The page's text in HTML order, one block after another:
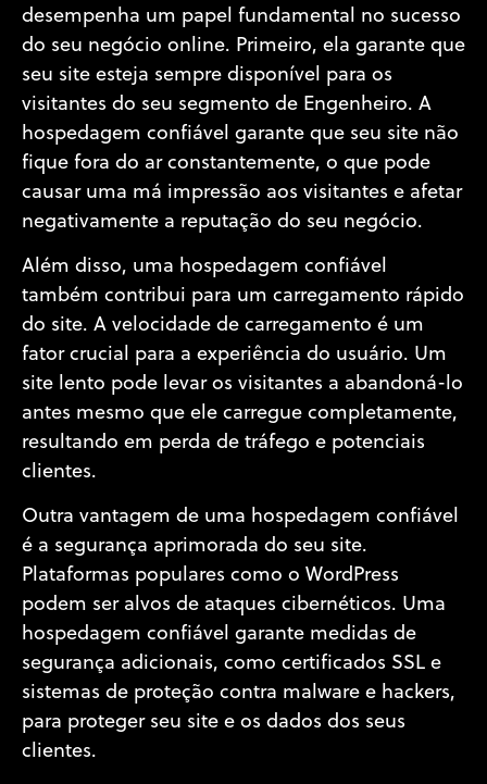
desempenha um papel fundamental no sucesso
do seu negócio online. Primeiro, ela garante que
seu site esteja sempre disponível para os
visitantes do seu segmento de Engenheiro. A
hospedagem confiável garante que seu site não
fique fora do ar constantemente, o que pode
causar uma má impressão aos visitantes e afetar
negativamente a reputação do seu negócio.
Além disso, uma hospedagem confiável
também contribui para um carregamento rápido
do site. A velocidade de carregamento é um
fator crucial para a experiência do usuário. Um
site lento pode levar os visitantes a abandoná-lo
antes mesmo que ele carregue completamente,
resultando em perda de tráfego e potenciais
clientes.
Outra vantagem de uma hospedagem confiável
é a segurança aprimorada do seu site.
Plataformas populares como o WordPress
podem ser alvos de ataques cibernéticos. Uma
hospedagem confiável garante medidas de
segurança adicionais, como certificados SSL e
sistemas de proteção contra malware e hackers,
para proteger seu site e os dados dos seus
clientes.